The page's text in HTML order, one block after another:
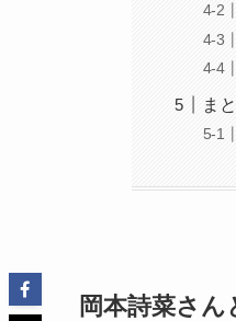
ま
岡本詩菜さん